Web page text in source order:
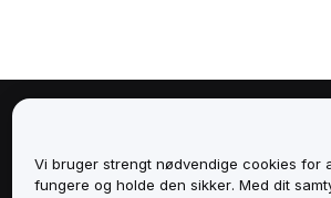
Tjenester
Vi bruger strengt nødvendige cookies for
fungere og holde den sikker. Med dit